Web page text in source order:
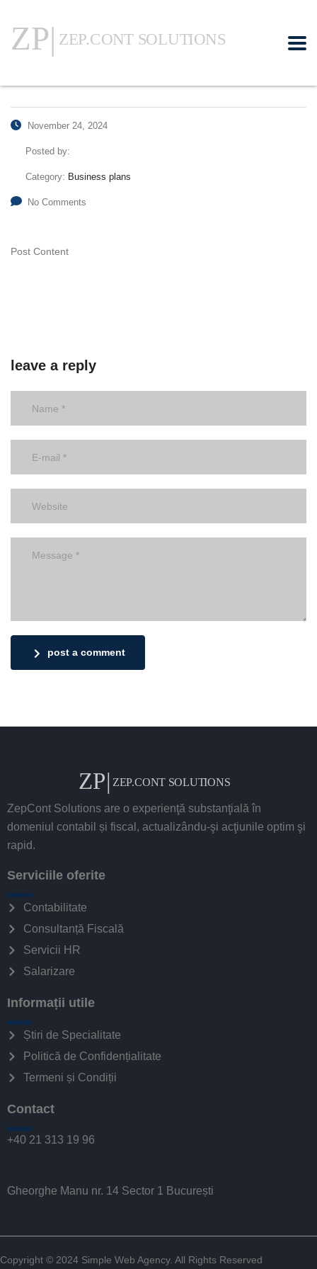
November 24, 2024
Posted by:
Category: Business plans
No Comments
Post Content
leave a reply
post a comment
ZepCont Solutions are o experienţă substanţială în
domeniul contabil și fiscal, actualizându-şi acţiunile optim şi
rapid.
Serviciile oferite
Contabilitate
Consultanță Fiscală
Servicii HR
Salarizare
Informații utile
Știri de Specialitate
Politică de Confidențialitate
Termeni și Condiții
Contact
+40 21 313 19 96
Gheorghe Manu nr. 14 Sector 1 București
Copyright © 2024 Simple Web Agency. All Rights Reserved